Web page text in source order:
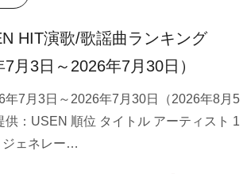
HIT演歌/歌謡曲ランキング
7月3日～2026年7月30日）
年7月3日～2026年7月30日（2026年8月5
供：USEN 順位 タイトル アーティスト 1
ジェネレー…